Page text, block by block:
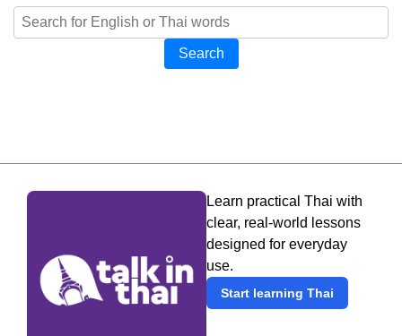
Search
Learn practical Thai with
clear, real-world lessons
designed for everyday
use.
Start learning Thai